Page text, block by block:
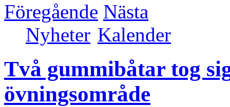
Föregående Nästa
Nyheter Kalender
Två gummibåtar tog
övningsområde